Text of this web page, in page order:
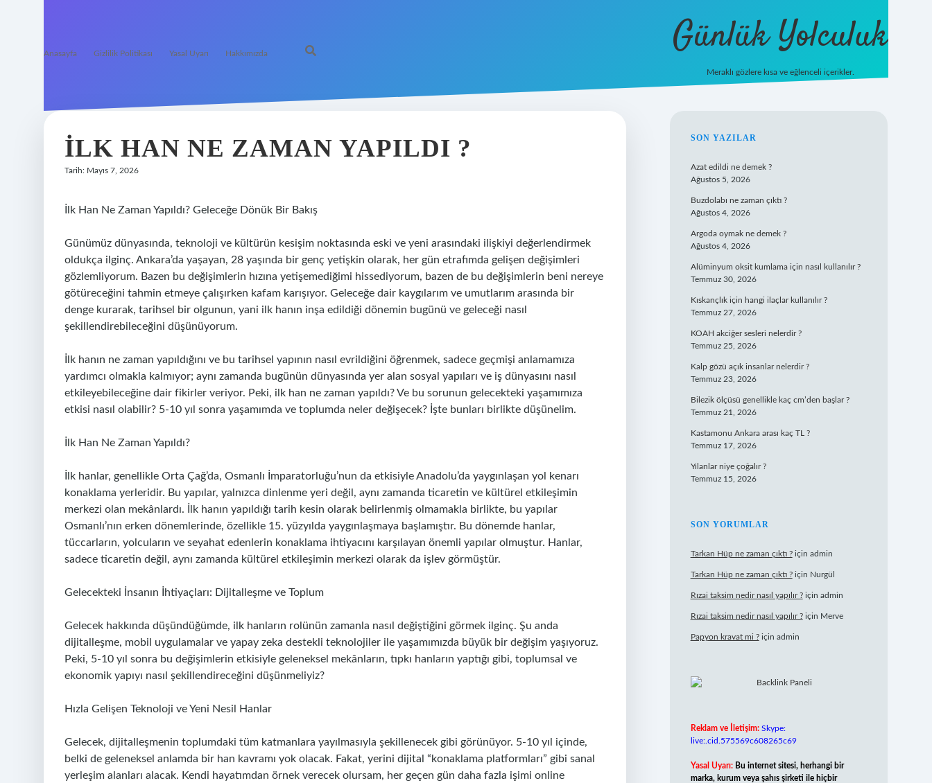
Anasayfa Gizlilik Politikası Yasal Uyarı Hakkımızda Günlük Yolculuk
Meraklı gözlere kısa ve eğlenceli içerikler.
İLK HAN NE ZAMAN YAPILDI ?
Tarih: Mayıs 7, 2026
İlk Han Ne Zaman Yapıldı? Geleceğe Dönük Bir Bakış
Günümüz dünyasında, teknoloji ve kültürün kesişim noktasında eski ve yeni arasındaki ilişkiyi değerlendirmek
oldukça ilginç. Ankara’da yaşayan, 28 yaşında bir genç yetişkin olarak, her gün etrafımda gelişen değişimleri
gözlemliyorum. Bazen bu değişimlerin hızına yetişemediğimi hissediyorum, bazen de bu değişimlerin beni nereye
götüreceğini tahmin etmeye çalışırken kafam karışıyor. Geleceğe dair kaygılarım ve umutlarım arasında bir
denge kurarak, tarihsel bir olgunun, yani ilk hanın inşa edildiği dönemin bugünü ve geleceği nasıl
şekillendirebileceğini düşünüyorum.
İlk hanın ne zaman yapıldığını ve bu tarihsel yapının nasıl evrildiğini öğrenmek, sadece geçmişi anlamamıza
yardımcı olmakla kalmıyor; aynı zamanda bugünün dünyasında yer alan sosyal yapıları ve iş dünyasını nasıl
etkileyebileceğine dair fikirler veriyor. Peki, ilk han ne zaman yapıldı? Ve bu sorunun gelecekteki yaşamımıza
etkisi nasıl olabilir? 5-10 yıl sonra yaşamımda ve toplumda neler değişecek? İşte bunları birlikte düşünelim.
İlk Han Ne Zaman Yapıldı?
İlk hanlar, genellikle Orta Çağ’da, Osmanlı İmparatorluğu’nun da etkisiyle Anadolu’da yaygınlaşan yol kenarı
konaklama yerleridir. Bu yapılar, yalnızca dinlenme yeri değil, aynı zamanda ticaretin ve kültürel etkileşimin
merkezi olan mekânlardı. İlk hanın yapıldığı tarih kesin olarak belirlenmiş olmamakla birlikte, bu yapılar
Osmanlı’nın erken dönemlerinde, özellikle 15. yüzyılda yaygınlaşmaya başlamıştır. Bu dönemde hanlar,
tüccarların, yolcuların ve seyahat edenlerin konaklama ihtiyacını karşılayan önemli yapılar olmuştur. Hanlar,
sadece ticaretin değil, aynı zamanda kültürel etkileşimin merkezi olarak da işlev görmüştür.
Gelecekteki İnsanın İhtiyaçları: Dijitalleşme ve Toplum
Gelecek hakkında düşündüğümde, ilk hanların rolünün zamanla nasıl değiştiğini görmek ilginç. Şu anda
dijitalleşme, mobil uygulamalar ve yapay zeka destekli teknolojiler ile yaşamımızda büyük bir değişim yaşıyoruz.
Peki, 5-10 yıl sonra bu değişimlerin etkisiyle geleneksel mekânların, tıpkı hanların yaptığı gibi, toplumsal ve
ekonomik yapıyı nasıl şekillendireceğini düşünmeliyiz?
Hızla Gelişen Teknoloji ve Yeni Nesil Hanlar
Gelecek, dijitalleşmenin toplumdaki tüm katmanlara yayılmasıyla şekillenecek gibi görünüyor. 5-10 yıl içinde,
belki de geleneksel anlamda bir han kavramı yok olacak. Fakat, yerini dijital “konaklama platformları” gibi sanal
yerleşim alanları alacak. Kendi hayatımdan örnek verecek olursam, her geçen gün daha fazla işimi online
SIDEBAR
SON YAZILAR
Azat edildi ne demek ?
Ağustos 5, 2026
Buzdolabı ne zaman çıktı ?
Ağustos 4, 2026
Argoda oymak ne demek ?
Ağustos 4, 2026
Alüminyum oksit kumlama için nasıl kullanılır ?
Temmuz 30, 2026
Kıskançlık için hangi ilaçlar kullanılır ?
Temmuz 27, 2026
KOAH akciğer sesleri nelerdir ?
Temmuz 25, 2026
Kalp gözü açık insanlar nelerdir ?
Temmuz 23, 2026
Bilezik ölçüsü genellikle kaç cm’den başlar ?
Temmuz 21, 2026
Kastamonu Ankara arası kaç TL ?
Temmuz 17, 2026
Yılanlar niye çoğalır ?
Temmuz 15, 2026
SON YORUMLAR
Tarkan Hüp ne zaman çıktı ?için admin
Tarkan Hüp ne zaman çıktı ?için Nurgül
Rızai taksim nedir nasıl yapılır ?için admin
Rızai taksim nedir nasıl yapılır ?için Merve
Papyon kravat mi ?için admin
Reklam ve İletişim: Skype:
live:.cid.575569c608265c69
Yasal Uyarı: Bu internet sitesi, herhangi bir
marka, kurum veya şahıs şirketi ile hiçbir